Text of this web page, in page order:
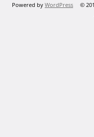
Powered by WordPress
©